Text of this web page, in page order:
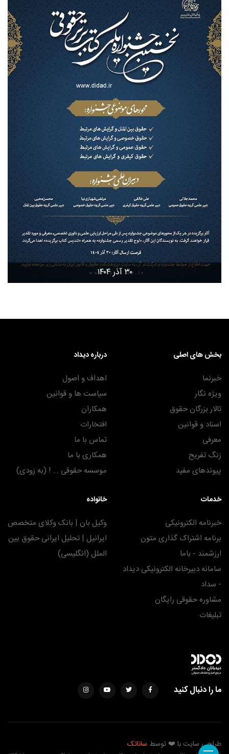
۳۰ آذر ۱۴۰۴
بخش های اصلی
خبرنما
ویژه نگار
تالار بزرگان حقوق
اسناد و قوانین
معرفی
زنگ تفریح
پیوندهای مفید
درباره دیداد
اهداف و اصول
سیاست ها و قوانین
همکاران
افتخارات
تماس با ما
همکاری با ما
موسسه حقوقی ... ! (به زودی)
خدمات
خبرنامه الکترونیکی
برنامه اشتراک گذاری متون
ارزشمند - باما
سامانه دبیرخانه الکترونیکی دیداد
- سداد
مشاوره حقوقی رایگان
تبلیغات
خانواده
وکیل بان | بانک وکلای متخصص
ایرانیل | تحلیل ایرانی حقوق بین
الملل (انگلیسی)
ما را دنبال کنید
طراحی سایت با ❤️ توسط ساناتک